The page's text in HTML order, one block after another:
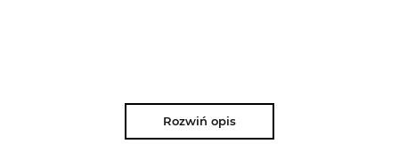
Rozwiń opis